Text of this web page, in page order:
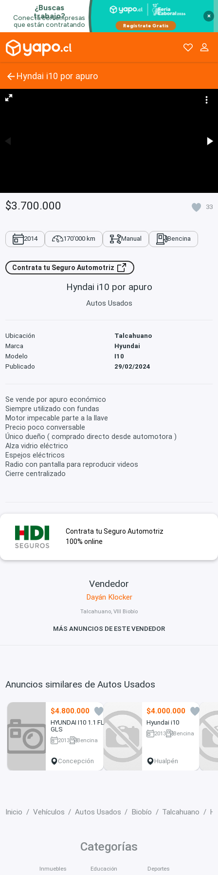
×
Hyndai i10 por apuro
$3.700.000 33
2014 170'000 km Manual Bencina
Contrata tu Seguro Automotriz
Hyndai i10 por apuro
Autos Usados
Ubicación
Talcahuano
Marca
Hyundai
Modelo
I10
Publicado
29/02/2024
Se vende por apuro económico
Siempre utilizado con fundas
Motor impecable parte a la llave
Precio poco conversable
Único dueño ( comprado directo desde automotora )
Alza vidrio eléctrico
Espejos eléctricos
Radio con pantalla para reproducir videos
Cierre centralizado
Contrata tu Seguro Automotriz
100% online
Vendedor
Dayán Klocker
Talcahuano, VIII Biobío
MÁS ANUNCIOS DE ESTE VENDEDOR
Anuncios similares de Autos Usados
$4.800.000
HYUNDAI I10 1.1 FL
GLS
2013
Bencina
Concepción
$4.000.000
Hyundai i10
2013
Bencina
Hualpén
Inicio Vehículos Autos Usados Biobío Talcahuano
Categorías
Inmuebles Educación Deportes